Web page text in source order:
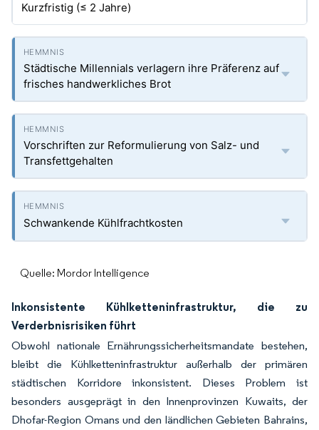
Kurzfristig (≤ 2 Jahre)
Städtische Millennials verlagern ihre Präferenz auf
frisches handwerkliches Brot
Vorschriften zur Reformulierung von Salz- und
Transfettgehalten
Schwankende Kühlfrachtkosten
Quelle: Mordor Intelligence
Inkonsistente Kühlketteninfrastruktur, die zu
Verderbnisrisiken führt
Obwohl nationale Ernährungssicherheitsmandate bestehen,
bleibt die Kühlketteninfrastruktur außerhalb der primären
städtischen Korridore inkonsistent. Dieses Problem ist
besonders ausgeprägt in den Innenprovinzen Kuwaits, der
Dhofar-Region Omans und den ländlichen Gebieten Bahrains,